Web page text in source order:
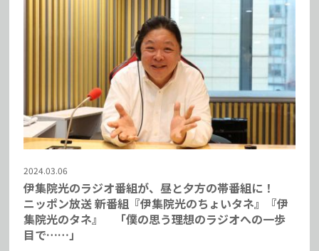
2024.03.06
伊集院光のラジオ番組が、昼と夕方の帯番組に！
ニッポン放送 新番組『伊集院光のちょいタネ』『伊
集院光のタネ』 「僕の思う理想のラジオへの一歩
目で……」